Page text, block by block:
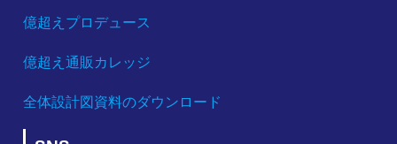
億超えプロデュース
億超え通販カレッジ
全体設計図資料のダウンロード